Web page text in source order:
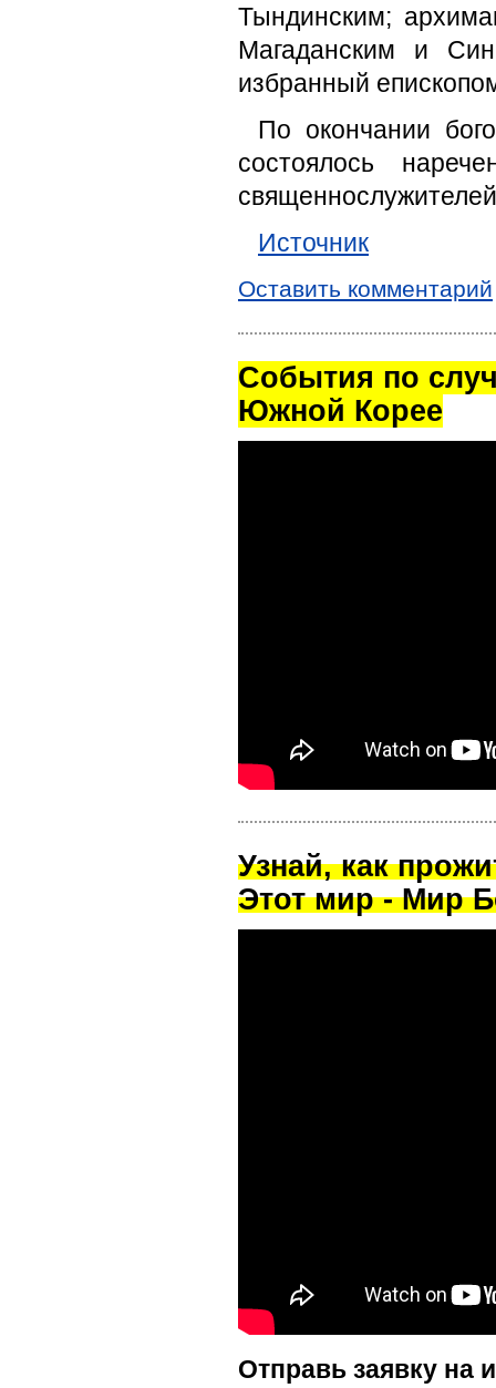
Тындинским;
Магаданским и
избранный
По окончании
состоялось
Источник
Оставить комментарий
Cобытия по
Южной Корее
Узнай, как
Этот мир - Мир
Отправь заявку на